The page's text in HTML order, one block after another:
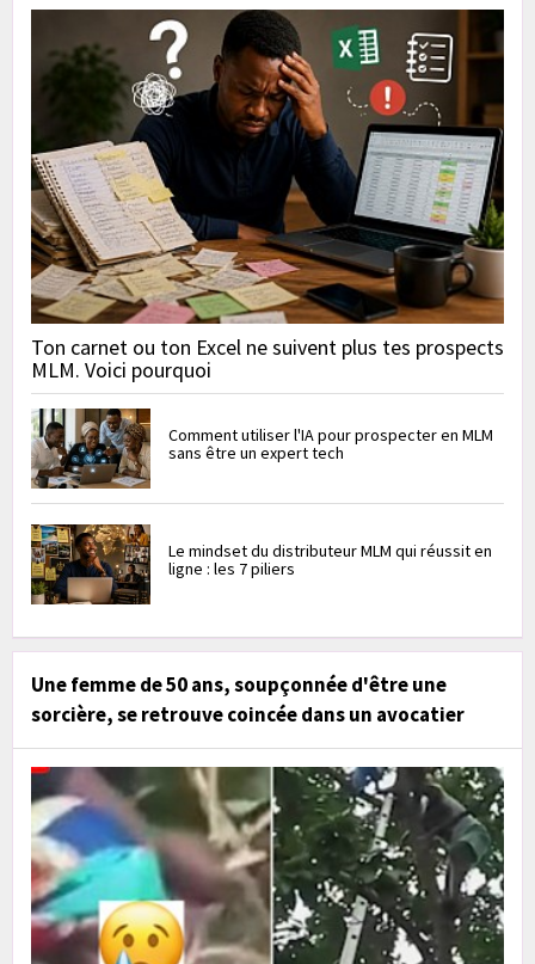
Ton carnet ou ton Excel ne suivent plus tes prospects
MLM. Voici pourquoi
Comment utiliser l'IA pour prospecter en MLM
sans être un expert tech
Le mindset du distributeur MLM qui réussit en
ligne : les 7 piliers
Une femme de 50 ans, soupçonnée d'être une
sorcière, se retrouve coincée dans un avocatier